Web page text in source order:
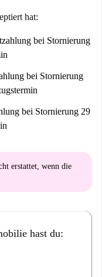
hat:
bei Stornierung
bei Stornierung
bei Stornierung 29
erstattet, wenn die
hast du: